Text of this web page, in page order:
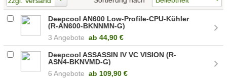
Deepcool AN600 Low-Profile-CPU-Kühler
(R-AN600-BKNNMN-G)
3 Angebote ab44,90 €
Deepcool ASSASSIN IV VC VISION (R-
ASN4-BKNVMD-G)
6 Angebote ab 109,90 €